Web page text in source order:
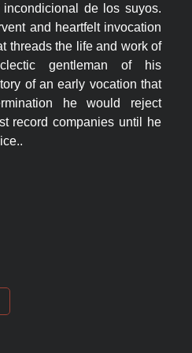
de los suyos.
and heartfelt invocation
threads the life and work of
gentleman of his
of an early vocation that
he would reject
record companies until he